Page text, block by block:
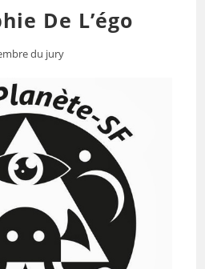
De L’égo
du jury